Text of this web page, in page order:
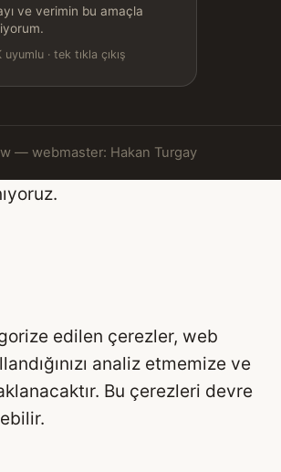
ve verimin bu amaçla
· tek tıkla çıkış
— webmaster: Hakan Turgay
edilen çerezler, web
analiz etmemize ve
Bu çerezleri devre